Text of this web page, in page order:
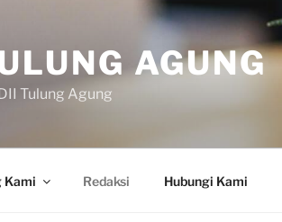
AGUNG
Tulung Agung
Kami Redaksi Hubungi Kami